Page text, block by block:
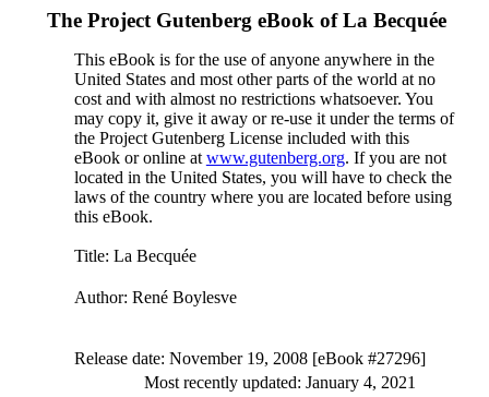
The Project Gutenberg eBook ofLa Becquée
This eBook is for the use of anyone anywhere in the
United States and most other parts of the world at no
cost and with almost no restrictions whatsoever. You
may copy it, give it away or re-use it under the terms of
the Project Gutenberg License included with this
eBook or online at www.gutenberg.org. If you are not
located in the United States, you will have to check the
laws of the country where you are located before using
this eBook.
Title: La Becquée
Author: René Boylesve
Release date: November 19, 2008 [eBook #27296]
Most recently updated: January 4, 2021